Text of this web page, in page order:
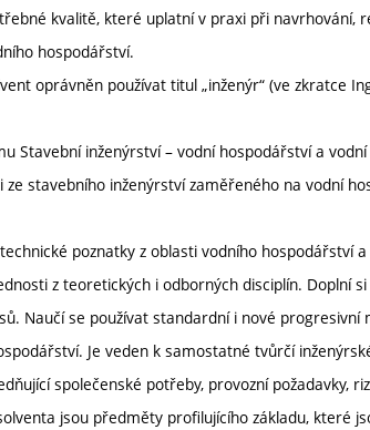
kvalitě, které uplatní v praxi při navrhování,
hospodářství.
oprávněn používat titul „inženýr“ (ve zkratce
Stavební inženýrství – vodní hospodářství a
stavebního inženýrství zaměřeného na vodní
poznatky z oblasti vodního hospodářství
z teoretických i odborných disciplín. Doplní
Naučí se používat standardní i nové progresivní
Je veden k samostatné tvůrčí
společenské potřeby, provozní požadavky,
jsou předměty profilujícího základu, které